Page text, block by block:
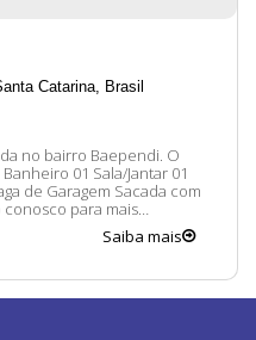
Catarina Brasil
no bairro Baependi. O
de Garagem Sacada com
estão sujeitos a alteração
Saiba mais